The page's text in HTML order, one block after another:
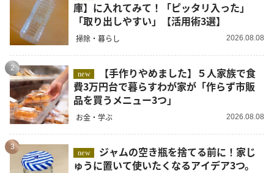
庫】に入れてみて！「ピッタリ入った」
「取り出しやすい」【活用術3選】
掃除・暮らし 2026.08.08
2
new
費3万円台で暮らすわが家が「作らず市販
品を買うメニュー3つ」
お金・学ぶ 2026.08.08
3
new
ゅうに置いて使いたくなるアイデア3つ。